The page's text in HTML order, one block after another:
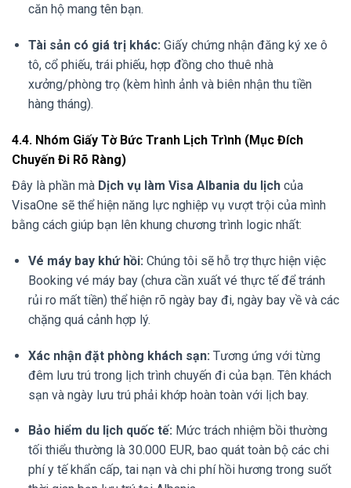
căn hộ mang tên bạn.
Tài sản có giá trị khác: Giấy chứng nhận đăng ký xe ô
tô, cổ phiếu, trái phiếu, hợp đồng cho thuê nhà
xưởng/phòng trọ (kèm hình ảnh và biên nhận thu tiền
hàng tháng).
4.4. Nhóm Giấy Tờ Bức Tranh Lịch Trình (Mục Đích
Chuyến Đi Rõ Ràng)
Đây là phần mà Dịch vụ làm Visa Albania du lịch của
VisaOne sẽ thể hiện năng lực nghiệp vụ vượt trội của mình
bằng cách giúp bạn lên khung chương trình logic nhất:
Vé máy bay khứ hồi: Chúng tôi sẽ hỗ trợ thực hiện việc
Booking vé máy bay (chưa cần xuất vé thực tế để tránh
rủi ro mất tiền) thể hiện rõ ngày bay đi, ngày bay về và các
chặng quá cảnh hợp lý.
Xác nhận đặt phòng khách sạn: Tương ứng với từng
đêm lưu trú trong lịch trình chuyến đi của bạn. Tên khách
sạn và ngày lưu trú phải khớp hoàn toàn với lịch bay.
Bảo hiểm du lịch quốc tế: Mức trách nhiệm bồi thường
tối thiểu thường là 30.000 EUR, bao quát toàn bộ các chi
phí y tế khẩn cấp, tai nạn và chi phí hồi hương trong suốt